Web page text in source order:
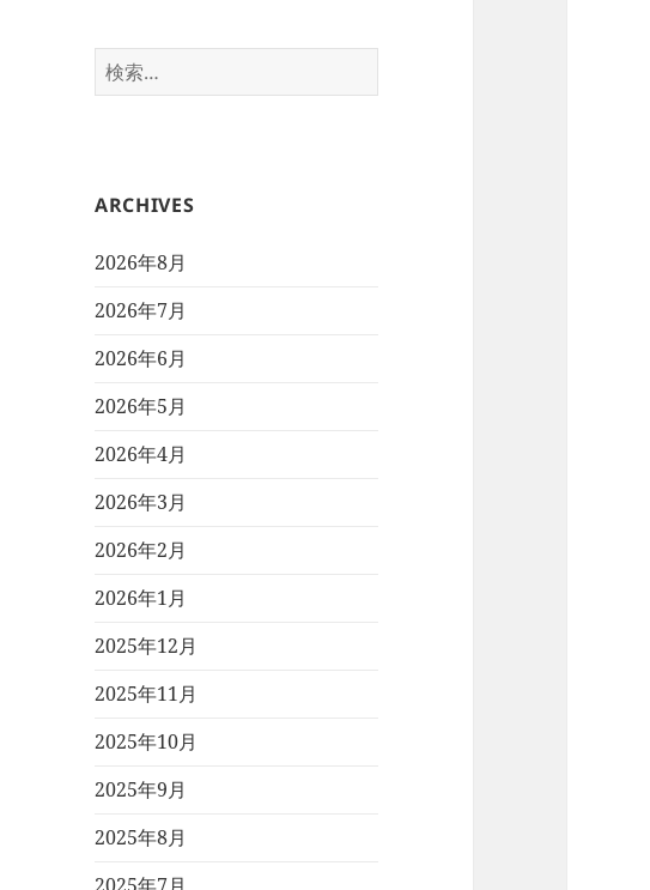
検
索:
ARCHIVES
2026年8月
2026年7月
2026年6月
2026年5月
2026年4月
2026年3月
2026年2月
2026年1月
2025年12月
2025年11月
2025年10月
2025年9月
2025年8月